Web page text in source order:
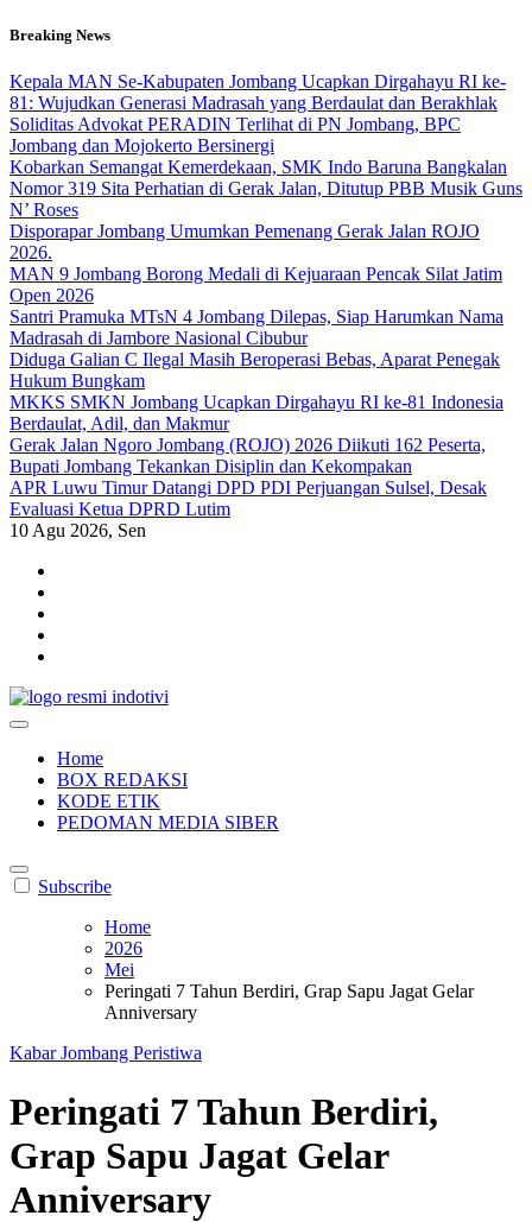
Skip
content
Breaking News
Kepala MAN Se-Kabupaten Jombang Ucapkan Dirgahayu RI ke-
81: Wujudkan Generasi Madrasah yang Berdaulat dan Berakhlak
Soliditas Advokat PERADIN Terlihat di PN Jombang, BPC
Jombang dan Mojokerto Bersinergi
Kobarkan Semangat Kemerdekaan, SMK Indo Baruna Bangkalan
Nomor 319 Sita Perhatian di Gerak Jalan, Ditutup PBB Musik Guns
N’ Roses
Disporapar Jombang Umumkan Pemenang Gerak Jalan ROJO
2026.
MAN 9 Jombang Borong Medali di Kejuaraan Pencak Silat Jatim
Open 2026
Santri Pramuka MTsN 4 Jombang Dilepas, Siap Harumkan Nama
Madrasah di Jambore Nasional Cibubur
Diduga Galian C Ilegal Masih Beroperasi Bebas, Aparat Penegak
Hukum Bungkam
MKKS SMKN Jombang Ucapkan Dirgahayu RI ke-81 Indonesia
Berdaulat, Adil, dan Makmur
Gerak Jalan Ngoro Jombang (ROJO) 2026 Diikuti 162 Peserta,
Bupati Jombang Tekankan Disiplin dan Kekompakan
APR Luwu Timur Datangi DPD PDI Perjuangan Sulsel, Desak
Evaluasi Ketua DPRD Lutim
10 Agu 2026, Sen
Home
BOX REDAKSI
KODE ETIK
PEDOMAN MEDIA SIBER
Subscribe
Home
2026
Mei
Peringati 7 Tahun Berdiri, Grap Sapu Jagat Gelar
Anniversary
Kabar Jombang Peristiwa
Peringati 7 Tahun Berdiri,
Grap Sapu Jagat Gelar
Anniversary